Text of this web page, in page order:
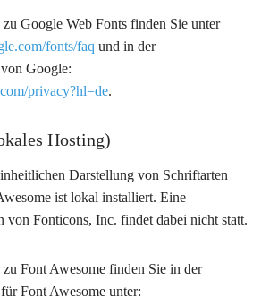
Google Web Fonts finden Sie unter
fonts/faq und in der
Google:
privacy?hl=de.
Hosting)
Darstellung von Schriftarten
ist lokal installiert. Eine
von Fonticons, Inc. findet dabei nicht statt.
Font Awesome finden Sie in der
Font Awesome unter: